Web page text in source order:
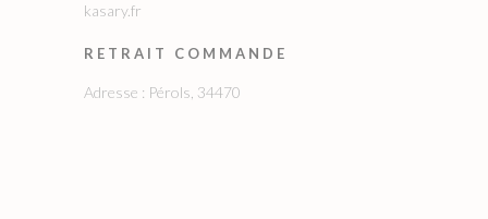
kasary.fr
RETRAIT COMMANDE
Adresse : Pérols, 34470